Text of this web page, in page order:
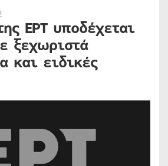
ΕΡΤ υποδέχεται
ξεχωριστά
και ειδικές